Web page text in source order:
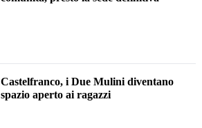
Castelfranco, i Due Mulini diventano
spazio aperto ai ragazzi